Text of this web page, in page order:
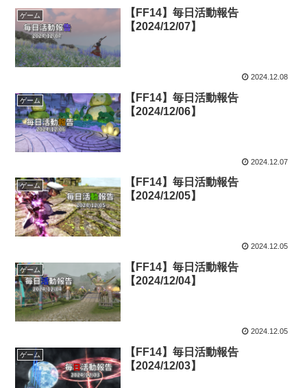
ゲーム
【FF14】毎日活動報告
【2024/12/07】
2024.12.08
ゲーム
【FF14】毎日活動報告
【2024/12/06】
2024.12.07
ゲーム
【FF14】毎日活動報告
【2024/12/05】
2024.12.05
ゲーム
【FF14】毎日活動報告
【2024/12/04】
2024.12.05
ゲーム
【FF14】毎日活動報告
【2024/12/03】